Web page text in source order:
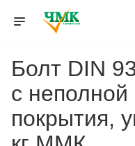
Болт DIN
с неполной
покрытия,